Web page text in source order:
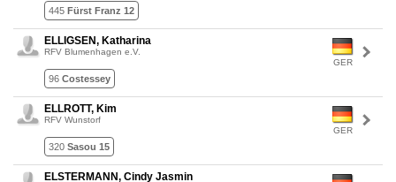
445 Fürst Franz 12
GER
ELLIGSEN, Katharina
RFV Blumenhagen e.V.
96 Costessey
GER
ELLROTT, Kim
RFV Wunstorf
320 Sasou 15
ELSTERMANN, Cindy Jasmin